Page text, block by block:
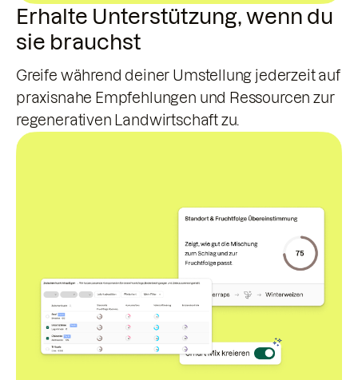
Erhalte Unterstützung, wenn du
sie brauchst
Greife während deiner Umstellung jederzeit auf
praxisnahe Empfehlungen und Ressourcen zur
regenerativen Landwirtschaft zu.